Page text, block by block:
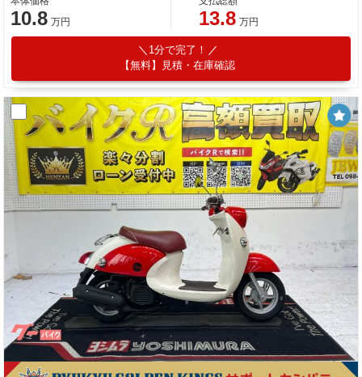
10.8 万円 13.8 万円
1分で完了！
【無料】見積・在庫確認